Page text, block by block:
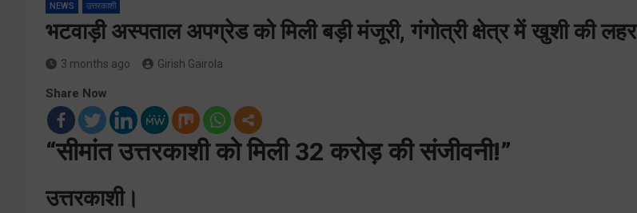
NEWS उत्तरकाशी
भटवाड़ी अस्पताल अपग्रेड को मिली बड़ी मंजूरी, गंगोत्री क्षेत्र में खुशी की लहर
3 months ago Girish Gairola
Share Now
“सीमांत उत्तरकाशी को मिली 32 करोड़ की संजीवनी!”
उत्तरकाशी।